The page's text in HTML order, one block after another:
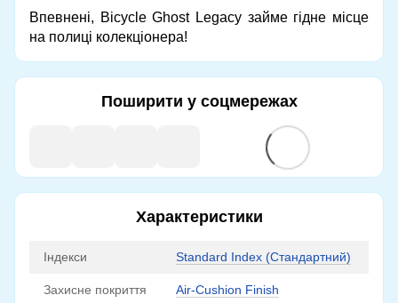
Впевнені, Bicycle Ghost Legacy займе гідне місце
на полиці колекціонера!
Поширити у соцмережах
Характеристики
Індекси Standard Index (Стандартний)
Захисне покриття Air-Cushion Finish